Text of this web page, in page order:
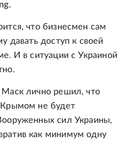
что бизнесмен сам
давать доступ к своей
И в ситуации с Украиной
лично решил, что
Крымом не будет
сил Украины,
как минимум одну